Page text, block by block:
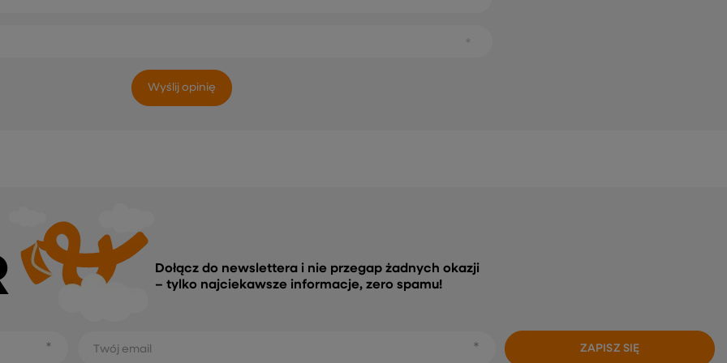
Wyślij opinię
Dołącz do newslettera i nie przegap żadnych okazji
– tylko najciekawsze informacje, zero spamu!
Twój email ZAPISZ SIĘ